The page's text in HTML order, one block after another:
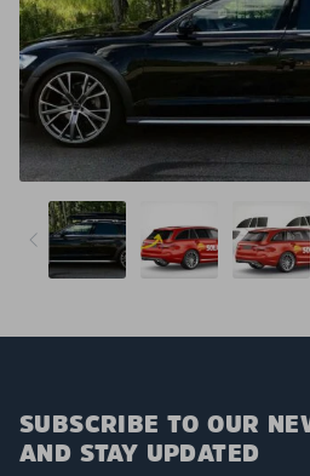
SUBSCRIBE TO OUR
AND STAY UPDATED